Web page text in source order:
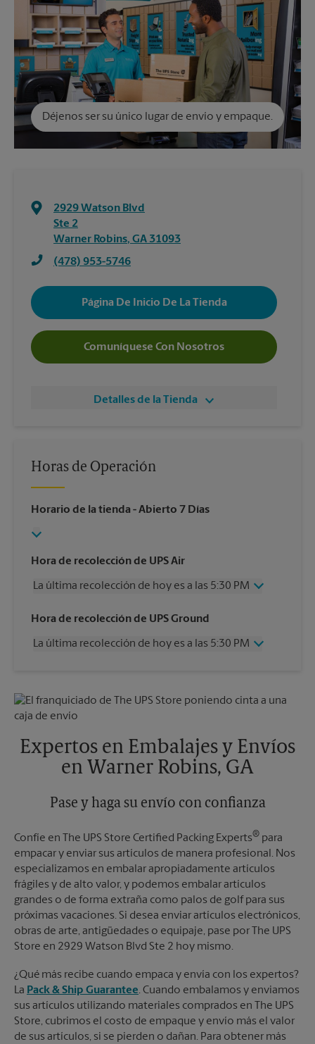
Déjenos ser su único lugar de envío y empaque.
2929 Watson Blvd
Ste 2
Warner Robins, GA 31093
(478) 953-5746
Página De Inicio De La Tienda
Comuníquese Con Nosotros
Detalles de la Tienda
Horas de Operación
Horario de la tienda - Abierto 7 Días
Hora de recolección de UPS Air
La última recolección de hoy es a las 5:30 PM
Miércoles
5:30 PM
Viernes
5:30 PM
Martes
Hora de recolección de UPS Ground
La última recolección de hoy es a las 5:30 PM
Viernes
5:30 PM
Sábado
Lunes
5:30 PM
Martes
5:30 PM
Expertos en Embalajes y Envíos
en Warner Robins, GA
Pase y haga su envío con confianza
Confíe en The UPS Store Certified Packing Experts® para
empacar y enviar sus artículos de manera profesional. Nos
especializamos en embalar apropiadamente artículos
frágiles y de alto valor, y podemos embalar artículos
grandes o de forma extraña como palos de golf para sus
próximas vacaciones. Si desea enviar artículos electrónicos,
obras de arte, antigüedades o equipaje, pase por The UPS
Store en 2929 Watson Blvd Ste 2 hoy mismo.
¿Qué más recibe cuando empaca y envía con los expertos?
La Pack & Ship Guarantee. Cuando embalamos y enviamos
sus artículos utilizando materiales comprados en The UPS
Store, cubrimos el costo de empaque y envío más el valor
de sus artículos, si se pierden o dañan. Para obtener más